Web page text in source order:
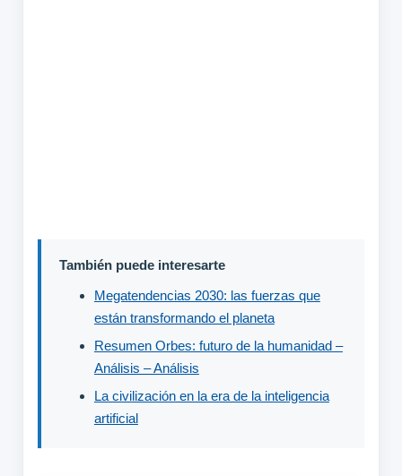
También puede interesarte
Megatendencias 2030: las fuerzas que
están transformando el planeta
Resumen Orbes: futuro de la humanidad –
Análisis – Análisis
La civilización en la era de la inteligencia
artificial